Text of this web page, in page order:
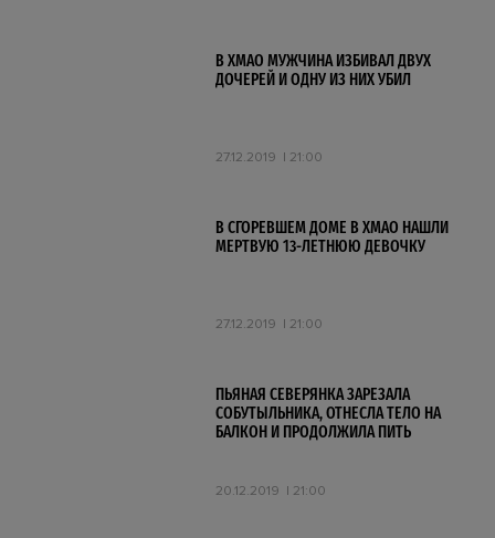
В ХМАО МУЖЧИНА ИЗБИВАЛ ДВУХ
ДОЧЕРЕЙ И ОДНУ ИЗ НИХ УБИЛ
27.12.2019 21:00
В СГОРЕВШЕМ ДОМЕ В ХМАО НАШЛИ
МЕРТВУЮ 13-ЛЕТНЮЮ ДЕВОЧКУ
27.12.2019 21:00
ПЬЯНАЯ СЕВЕРЯНКА ЗАРЕЗАЛА
СОБУТЫЛЬНИКА, ОТНЕСЛА ТЕЛО НА
БАЛКОН И ПРОДОЛЖИЛА ПИТЬ
20.12.2019 21:00